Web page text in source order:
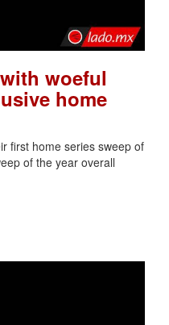
woeful
home
first home series sweep of
of the year overall